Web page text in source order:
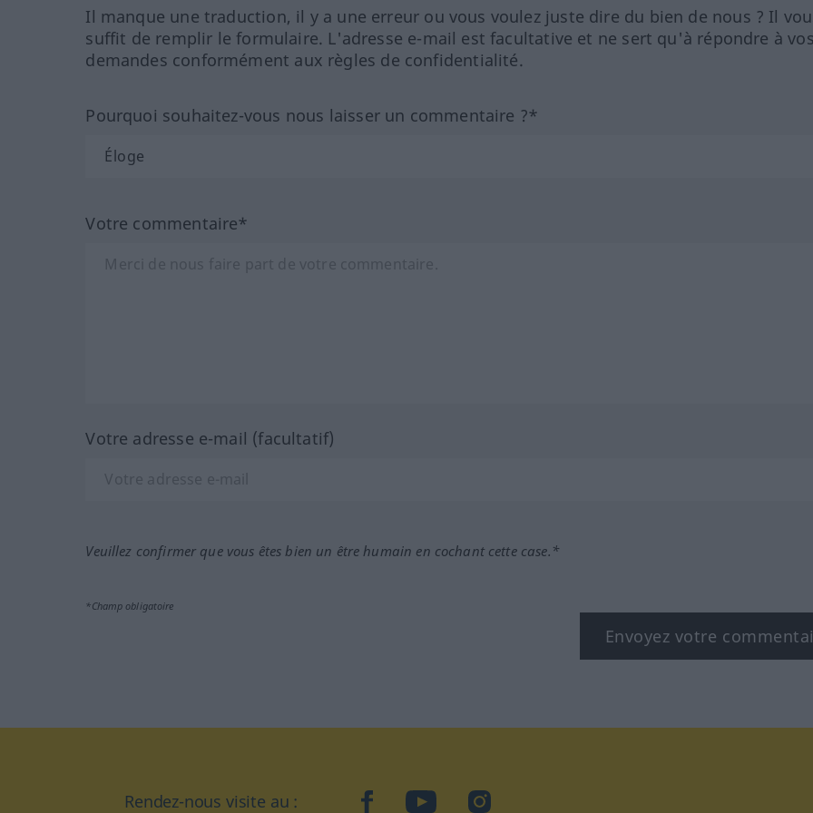
Il manque une traduction, il y a une erreur ou vous voulez juste dire du bien de nous ? Il
suffit de remplir le formulaire. L'adresse e-mail est facultative et ne sert qu'à répondre à
demandes conformément aux règles de confidentialité.
Pourquoi souhaitez-vous nous laisser un commentaire ?*
Votre commentaire*
Votre adresse e-mail (facultatif)
Veuillez confirmer que vous êtes bien un être humain en cochant cette case.*
*Champ obligatoire
Envoyez votre
Rendez-nous visite au : facebookYouTubeInstagram